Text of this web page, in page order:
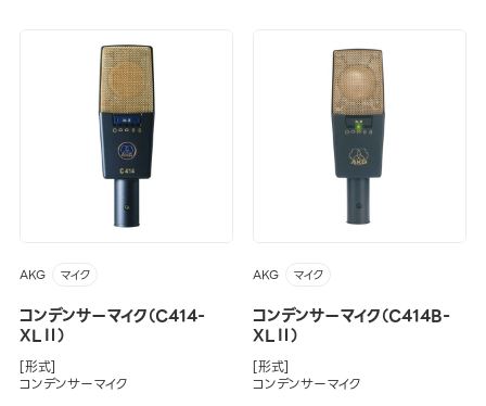
AKG マイク
コンデンサーマイク（C414-
XLⅡ）
[形式]
コンデンサーマイク
AKG マイク
コンデンサーマイク（C414B-
XLⅡ）
[形式]
コンデンサーマイク